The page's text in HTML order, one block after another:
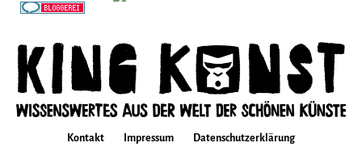
Kontakt Impressum Datenschutzerklärung